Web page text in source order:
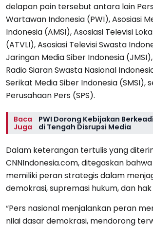
delapan poin tersebut antara lain
Wartawan Indonesia (PWI), Asosiasi
Indonesia (AMSI), Asosiasi Televisi
(ATVLI), Asosiasi Televisi Swasta
Jaringan Media Siber Indonesia
Radio Siaran Swasta Nasional
Serikat Media Siber Indonesia (SMSI),
Perusahaan Pers (SPS).
Baca
Juga
PWI Dorong Kebijakan
di Tengah Disrupsi Media
Dalam keterangan tertulis yang
CNNIndonesia.com, ditegaskan
memiliki peran strategis dalam
demokrasi, supremasi hukum, dan hak
“Pers nasional menjalankan peran
nilai dasar demokrasi, mendorong